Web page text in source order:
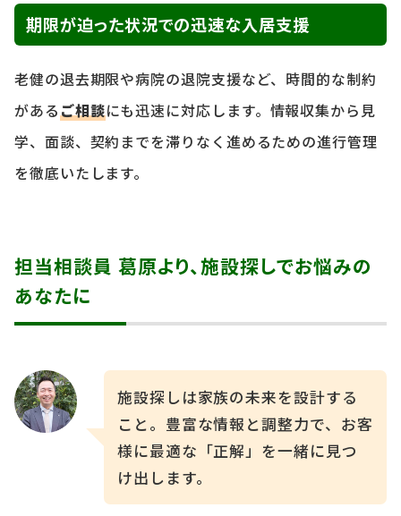
期限が迫った状況での迅速な入居支援
老健の退去期限や病院の退院支援など、時間的な制約
があるご相談にも迅速に対応します。情報収集から見
学、面談、契約までを滞りなく進めるための進行管理
を徹底いたします。
担当相談員 葛原より、施設探しでお悩みの
あなたに
施設探しは家族の未来を設計する
こと。豊富な情報と調整力で、お客
様に最適な「正解」を一緒に見つ
け出します。